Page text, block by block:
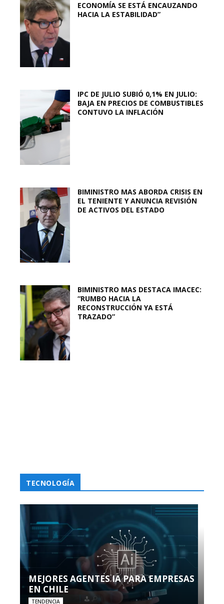
ECONOMÍA SE ESTÁ ENCAUZANDO
HACIA LA ESTABILIDAD”
IPC DE JULIO SUBIÓ 0,1% EN JULIO:
BAJA EN PRECIOS DE COMBUSTIBLES
CONTUVO LA INFLACIÓN
BIMINISTRO MAS ABORDA CRISIS EN
EL TENIENTE Y ANUNCIA REVISIÓN
DE ACTIVOS DEL ESTADO
BIMINISTRO MAS DESTACA IMACEC:
“RUMBO HACIA LA
RECONSTRUCCIÓN YA ESTÁ
TRAZADO”
TECNOLOGÍA
MEJORES AGENTES IA PARA EMPRESAS
EN CHILE
TENDENCIA